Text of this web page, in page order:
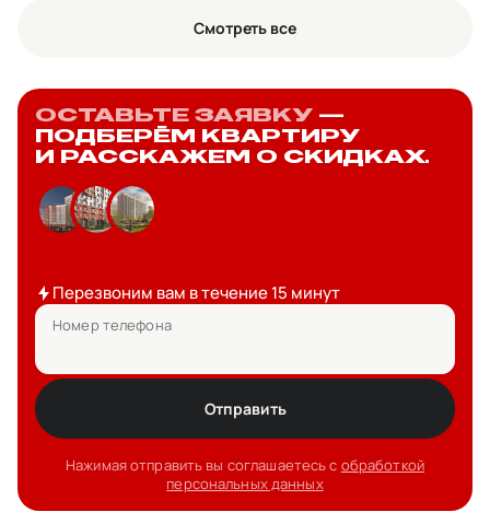
Смотреть все
ОСТАВЬТЕ ЗАЯВКУ —
ПОДБЕРЁМ КВАРТИРУ
И РАССКАЖЕМ О СКИДКАХ.
Перезвоним вам в течение 15 минут
Номер телефона
Отправить
Нажимая отправить вы соглашаетесь с обработкой
персональных данных